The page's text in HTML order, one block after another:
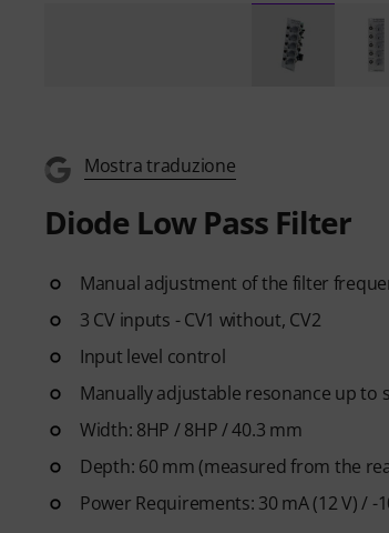
Mostra traduzione
Diode Low Pass Filter
Manual adjustment of the filter
3 CV inputs - CV1 without, CV2
Input level control
Manually adjustable resonance up to
Width: 8HP / 8HP / 40.3 mm
Depth: 60 mm (measured from the
Power Requirements: 30 mA (12 V) / -